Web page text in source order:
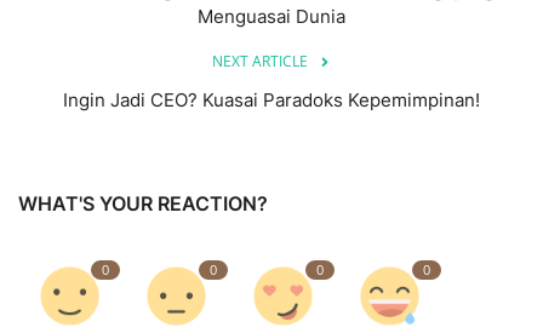
Menguasai Dunia
NEXT ARTICLE
Ingin Jadi CEO? Kuasai Paradoks Kepemimpinan!
WHAT'S YOUR REACTION?
0 0 0 0